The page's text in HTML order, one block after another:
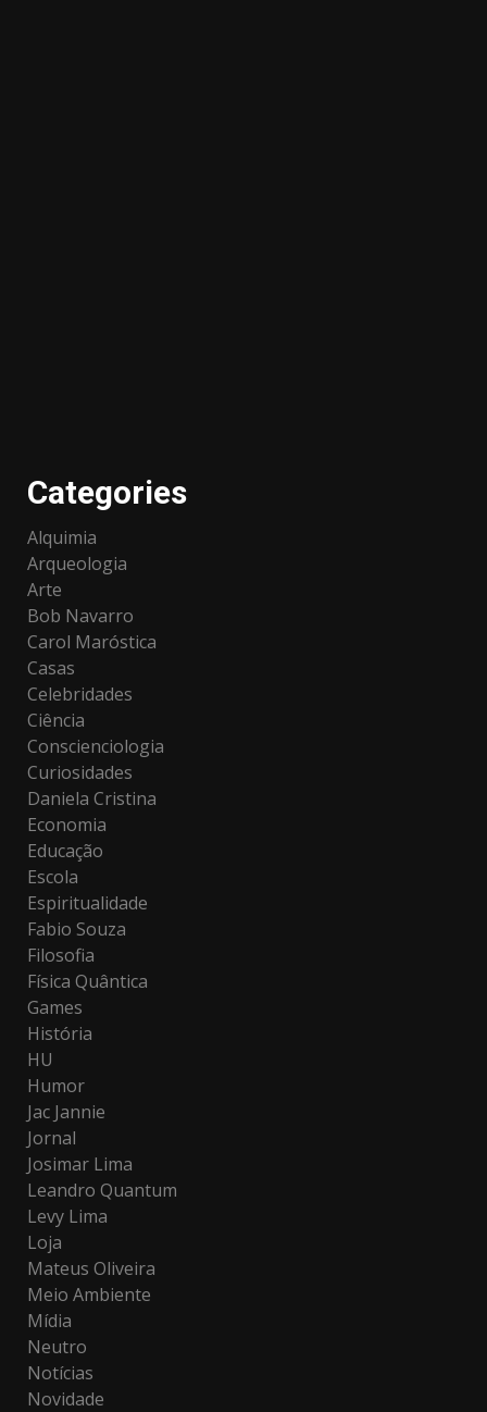
Categories
Alquimia
Arqueologia
Arte
Bob Navarro
Carol Maróstica
Casas
Celebridades
Ciência
Conscienciologia
Curiosidades
Daniela Cristina
Economia
Educação
Escola
Espiritualidade
Fabio Souza
Filosofia
Física Quântica
Games
História
HU
Humor
Jac Jannie
Jornal
Josimar Lima
Leandro Quantum
Levy Lima
Loja
Mateus Oliveira
Meio Ambiente
Mídia
Neutro
Notícias
Novidade